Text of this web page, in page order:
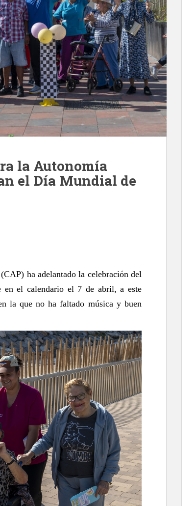
la Autonomía
el Día Mundial de
ha adelantado la celebración del
en el calendario el 7 de abril, a este
la que no ha faltado música y buen